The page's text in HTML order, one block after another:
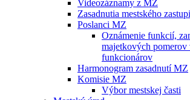
Videozáznamy z MZ
Zasadnutia mestského
Poslanci MZ
Oznámenie funkcií,
majetkových pomerov
funkcionárov
Harmonogram zasadnutí MZ
Komisie MZ
Výbor mestskej časti